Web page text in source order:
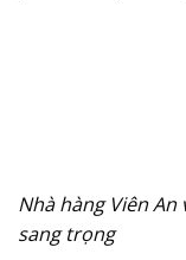
Nhà hàng Viên
sang trọng